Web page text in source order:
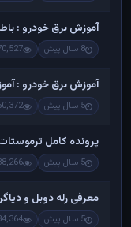
آموزش برق خودرو :
8 سال پیش 570,527
آموزش برق خودرو :
5 سال پیش 550,372
پرونده کامل
5 سال پیش 538,266
معرفی رله دوبل و
5 سال پیش 534,364